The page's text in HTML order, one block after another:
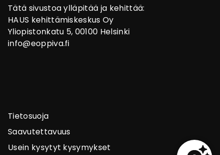
Tätä sivustoa ylläpitää ja kehittää:
HAUS kehittämiskeskus Oy
Yliopistonkatu 5, 00100 Helsinki
info@eoppiva.fi
Tietosuoja
Saavutettavuus
Usein kysytyt kysymykset